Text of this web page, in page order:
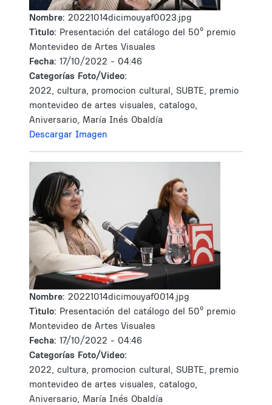
Nombre: 20221014dicimouyaf0023.jpg
Tìtulo: Presentación del catálogo del 50º premio
Montevideo de Artes Visuales
Fecha: 17/10/2022 - 04:46
Categorías Foto/Video:
2022, cultura, promocion cultural, SUBTE, premio
montevideo de artes visuales, catalogo,
Aniversario, María Inés Obaldía
Descargar Imagen
Nombre: 20221014dicimouyaf0014.jpg
Tìtulo: Presentación del catálogo del 50º premio
Montevideo de Artes Visuales
Fecha: 17/10/2022 - 04:46
Categorías Foto/Video:
2022, cultura, promocion cultural, SUBTE, premio
montevideo de artes visuales, catalogo,
Aniversario, María Inés Obaldía